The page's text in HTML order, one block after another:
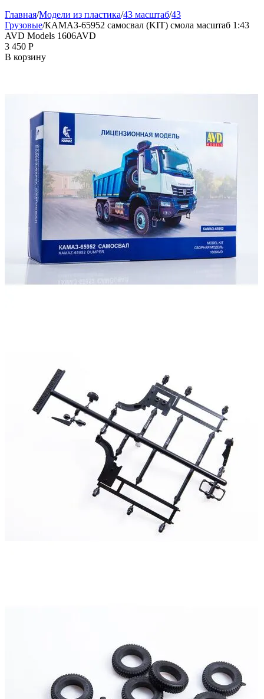
Главная/Модели из пластика/43 масштаб/43
Грузовые/КАМАЗ-65952 самосвал (KIT) смола масштаб 1:43
AVD Models 1606AVD
3 450 Р
В корзину